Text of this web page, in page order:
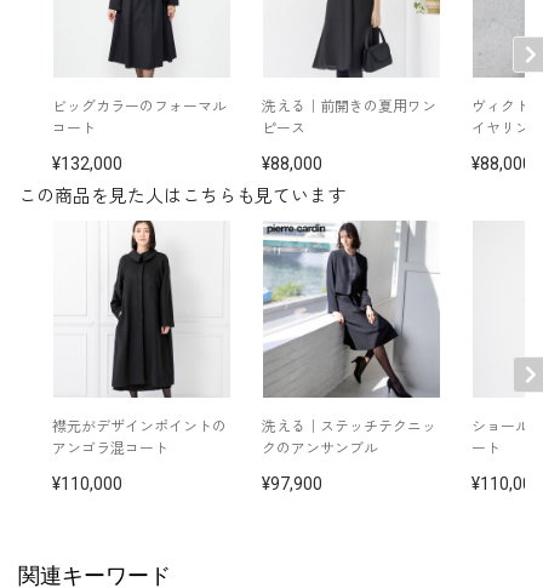
※モデル着用
イヤリング /
ネックレス /
バッグ /
この商品を見た人はこちらも見ています
襟元がデザインポイントの
アンゴラ混コート
110,000
洗える｜ステッチテクニッ
クのアンサンブル
97,900
ショール
ート
110,000
ビッグカラーのフォーマル
コート
132,000
洗える｜前開きの夏用ワン
ピース
88,000
ヴィクト
イヤリング
88,000
関連キーワード